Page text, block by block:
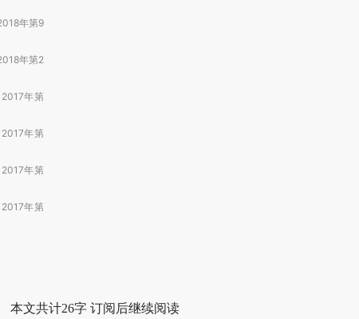
年第9
年第2
2017年第
2017年第
2017年第
2017年第
本文共计26字 订阅后继续阅读